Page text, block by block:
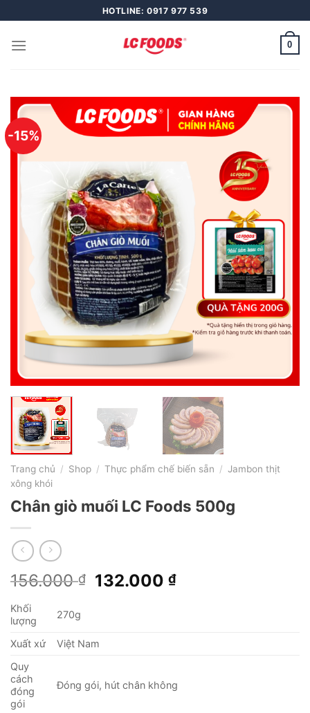
to
content
HOTLINE: 0917 977 539
0
-15%
Trang chủ / Shop / Thực phẩm chế biến sẵn / Jambon thịt
xông khói
Chân giò muối LC Foods 500g
156.000₫
Giá
132.000₫Giá
Khối
lượng
270g
Xuất xứ
Việt Nam
Quy
cách
đóng
gói
Đóng gói, hút chân không